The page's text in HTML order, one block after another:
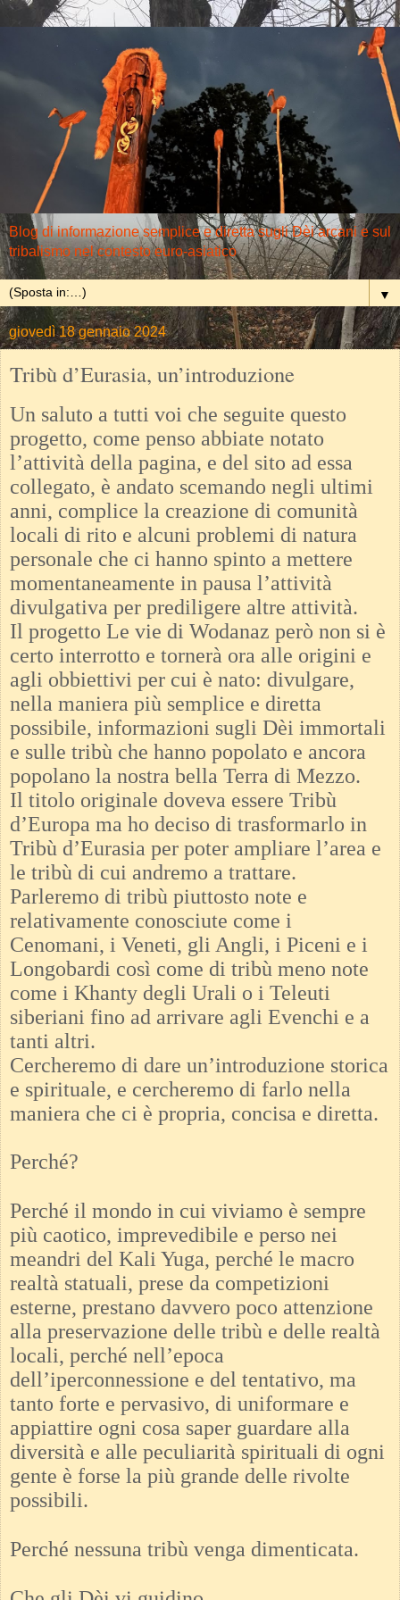
Blog di informazione semplice e diretta sugli Dèi arcani e sul
tribalismo nel contesto euro-asiatico
▼
giovedì 18 gennaio 2024
Tribù d’Eurasia, un’introduzione
Un saluto a tutti voi che seguite questo
progetto, come penso abbiate notato
l’attività della pagina, e del sito ad essa
collegato, è andato scemando negli ultimi
anni, complice la creazione di comunità
locali di rito e alcuni problemi di natura
personale che ci hanno spinto a mettere
momentaneamente in pausa l’attività
divulgativa per prediligere altre attività.
Il progetto Le vie di Wodanaz però non si è
certo interrotto e tornerà ora alle origini e
agli obbiettivi per cui è nato: divulgare,
nella maniera più semplice e diretta
possibile, informazioni sugli Dèi immortali
e sulle tribù che hanno popolato e ancora
popolano la nostra bella Terra di Mezzo.
Il titolo originale doveva essere Tribù
d’Europa ma ho deciso di trasformarlo in
Tribù d’Eurasia per poter ampliare l’area e
le tribù di cui andremo a trattare.
Parleremo di tribù piuttosto note e
relativamente conosciute come i
Cenomani, i Veneti, gli Angli, i Piceni e i
Longobardi così come di tribù meno note
come i Khanty degli Urali o i Teleuti
siberiani fino ad arrivare agli Evenchi e a
tanti altri.
Cercheremo di dare un’introduzione storica
e spirituale, e cercheremo di farlo nella
maniera che ci è propria, concisa e diretta.
Perché?
Perché il mondo in cui viviamo è sempre
più caotico, imprevedibile e perso nei
meandri del Kali Yuga, perché le macro
realtà statuali, prese da competizioni
esterne, prestano davvero poco attenzione
alla preservazione delle tribù e delle realtà
locali, perché nell’epoca
dell’iperconnessione e del tentativo, ma
tanto forte e pervasivo, di uniformare e
appiattire ogni cosa saper guardare alla
diversità e alle peculiarità spirituali di ogni
gente è forse la più grande delle rivolte
possibili.
Perché nessuna tribù venga dimenticata.